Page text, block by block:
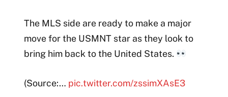
The MLS side are ready to make a major
move for the USMNT star as they look to
bring him back to the United States.
(Source:… pic.twitter.com/zssimXAsE3